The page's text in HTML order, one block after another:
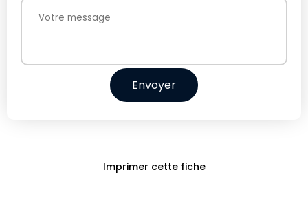
Envoyer
Imprimer cette fiche